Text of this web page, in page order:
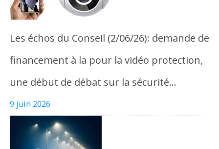
Les échos du Conseil (2/06/26): demande de
financement à la pour la vidéo protection,
une début de débat sur la sécurité…
9 juin 2026